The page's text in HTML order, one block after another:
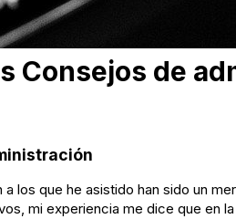
Consejos de
los que he asistido han sido un
mi experiencia me dice que en